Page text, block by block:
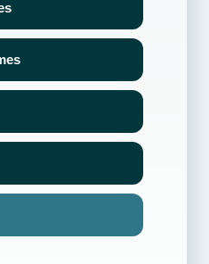
3003
1770
online
2970-1770